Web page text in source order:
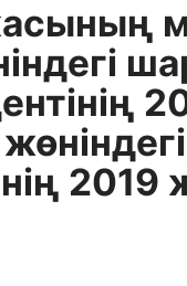
2019